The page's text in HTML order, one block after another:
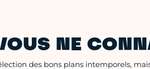
NE
des bons plans intemporels,